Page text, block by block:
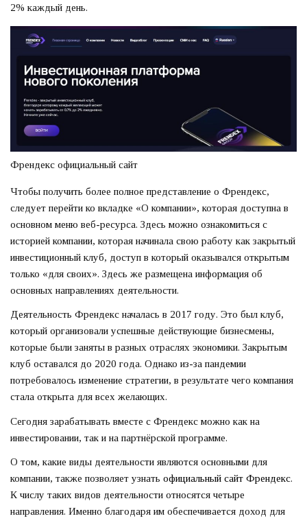
2% каждый день.
Френдекс официальный сайт
Чтобы получить более полное представление о Френдекс,
следует перейти ко вкладке «О компании», которая доступна в
основном меню веб-ресурса. Здесь можно ознакомиться с
историей компании, которая начинала свою работу как закрытый
инвестиционный клуб, доступ в который оказывался открытым
только «для своих». Здесь же размещена информация об
основных направлениях деятельности.
Деятельность Френдекс началась в 2017 году. Это был клуб,
который организовали успешные действующие бизнесмены,
которые были заняты в разных отраслях экономики. Закрытым
клуб оставался до 2020 года. Однако из-за пандемии
потребовалось изменение стратегии, в результате чего компания
стала открыта для всех желающих.
Сегодня зарабатывать вместе с Френдекс можно как на
инвестировании, так и на партнёрской программе.
О том, какие виды деятельности являются основными для
компании, также позволяет узнатьофициальный сайт Френдекс.
К числу таких видов деятельности относятся четыре
направления. Именно благодаря им обеспечивается доход для